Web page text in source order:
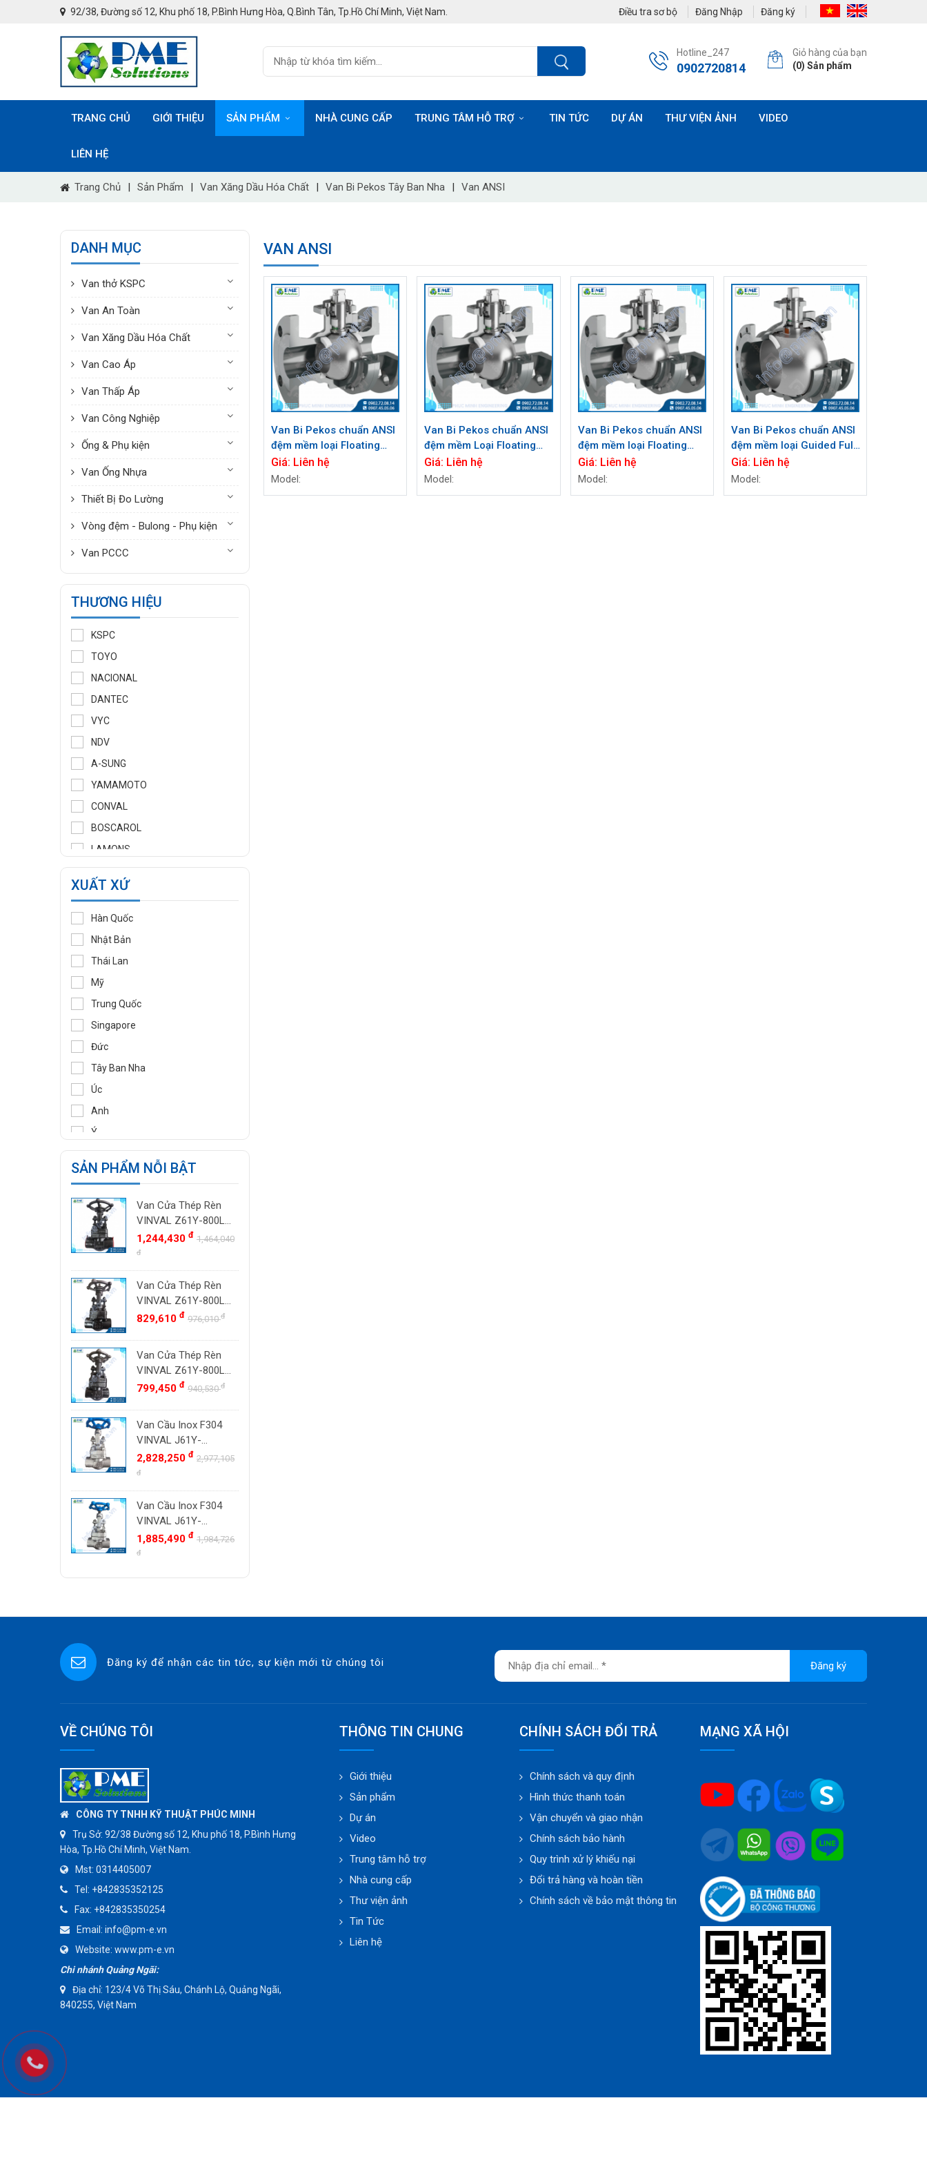
92/38, Đường số 12, Khu phố 18, P.Bình Hưng Hòa, Q.Bình Tân, Tp.Hồ Chí Minh, Việt Nam. Điều tra sơ bộ Đăng Nhập Đăng ký
Giỏ hàng của bạn
(0) Sản phẩm
Hotline_247
0902720814
TRANG CHỦ GIỚI THIỆU SẢN PHẨM NHÀ CUNG CẤP TRUNG TÂM HỖ TRỢ TIN TỨC DỰ ÁN THƯ VIỆN ẢNH VIDEO
LIÊN HỆ
Trang Chủ | Sản Phẩm | Van Xăng Dầu Hóa Chất | Van Bi Pekos Tây Ban Nha | Van ANSI
VAN ANSI
Van Bi Pekos chuẩn ANSI
đệm mềm loại Floating
Full Bore CL600 / ½” - 2”
Giá: Liên hệ
Model:
Van Bi Pekos chuẩn ANSI
đệm mềm Loại Floating
Full Bore CL150 / ½”- 8”
Giá: Liên hệ
Model:
Van Bi Pekos chuẩn ANSI
đệm mềm loại Floating
Full Bore CL300 / ½”- 4”
Giá: Liên hệ
Model:
Van Bi Pekos chuẩn ANSI
đệm mềm loại Guided Full
Bore CL150 / 10-12''
Giá: Liên hệ
Model:
DANH MỤC
Van thở KSPC
Van An Toàn
Van Xăng Dầu Hóa Chất
Van Cao Áp
Van Thấp Áp
Van Công Nghiệp
Ống & Phụ kiện
Van Ống Nhựa
Thiết Bị Đo Lường
Vòng đệm - Bulong - Phụ kiện
Van PCCC
THƯƠNG HIỆU
KSPC
TOYO
NACIONAL
DANTEC
VYC
NDV
A-SUNG
YAMAMOTO
CONVAL
BOSCAROL
LAMONS
MANNTEK
KLINGER
WOOJU GASPACK
DIDTEK
RITAG
GASSO
SAMYANG
TOZEN
PEKOS
VINVAL
AZBIL
BROADY
OCV
SIRCA
BESA
BAODI
TLV
ZENNER
DOUGLAS
LESER
VENN
YOSHITAKE
KITZ
DK VALVE
TIGER
HD FIRE
ETM
TAMAKI
ASAHI
SWISSFLUID
KUNKLE
ASCO CO2
SPIRAX SARCO
DKM
VALQUA
HAWKS
ZETKAMA
BZE
DYNO
WEFLO
SENSUS
TOMOE
SUNPASS
AMMETE
XUẤT XỨ
Hàn Quốc
Nhật Bản
Thái Lan
Mỹ
Trung Quốc
Singapore
Đức
Tây Ban Nha
Úc
Anh
Ý
Pháp
Ấn Độ
Indonesia
Malaysia
Đài Loan
Thụy Sĩ
Ba Lan
SẢN PHẨM NỖI BẬT
Van Cửa Thép Rèn
VINVAL Z61Y-800LB
DN25 (1") | Class
800#, Socket Weld
1,244,430 đ 1,464,040
đ
Van Cửa Thép Rèn
VINVAL Z61Y-800LB
DN20 (3/4") | Class
829,610 đ 976,010đ
Van Cửa Thép Rèn
VINVAL Z61Y-800LB
DN15 (1/2") | Class
799,450 đ 940,530đ
Van Cầu Inox F304
VINVAL J61Y-
800LBP DN25 (1")
Class 800 Socket
2,828,250 đ 2,977,105
đ
Van Cầu Inox F304
VINVAL J61Y-
800LBP DN20 (3/4")
Class 800 Socket
1,885,490 đ 1,984,726
đ
Đăng ký để nhận các tin tức, sự kiện mới từ chúng tôi Đăng ký
VỀ CHÚNG TÔI
CÔNG TY TNHH KỸ THUẬT PHÚC MINH
Trụ Sở: 92/38 Đường số 12, Khu phố 18, P.Bình Hưng
Hòa, Tp.Hồ Chí Minh, Việt Nam.
Mst: 0314405007
Tel: +842835352125
Fax: +842835350254
Email: info@pm-e.vn
Website: www.pm-e.vn
Chi nhánh Quảng Ngãi:
Địa chỉ: 123/4 Võ Thị Sáu, Chánh Lộ, Quảng Ngãi,
840255, Việt Nam
THÔNG TIN CHUNG
Giới thiệu
Sản phẩm
Dự án
Video
Trung tâm hỗ trợ
Nhà cung cấp
Thư viện ảnh
Tin Tức
Liên hệ
CHÍNH SÁCH ĐỔI TRẢ
Chính sách và quy định
Hình thức thanh toán
Vận chuyển và giao nhận
Chính sách bảo hành
Quy trình xử lý khiếu nại
Đổi trả hàng và hoàn tiền
Chính sách về bảo mật thông tin
MẠNG XÃ HỘI